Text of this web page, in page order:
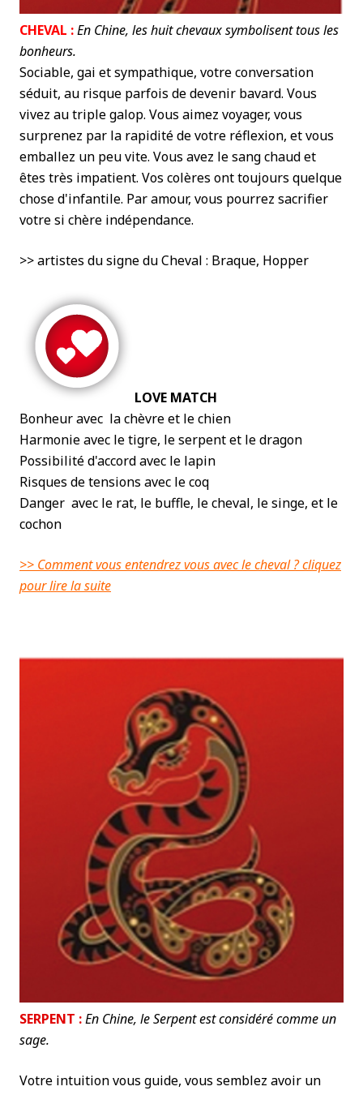
CHEVAL :En Chine, les huit chevaux symbolisent tous les
bonheurs.
Sociable, gai et sympathique, votre conversation
séduit, au risque parfois de devenir bavard. Vous
vivez au triple galop. Vous aimez voyager, vous
surprenez par la rapidité de votre réflexion, et vous
emballez un peu vite. Vous avez le sang chaud et
êtes très impatient. Vos colères ont toujours quelque
chose d'infantile. Par amour, vous pourrez sacrifier
votre si chère indépendance.
>> artistes du signe du Cheval : Braque, Hopper
LOVE MATCH
Bonheur avec la chèvre et le chien
Harmonie avec le tigre, le serpent et le dragon
Possibilité d'accord avec le lapin
Risques de tensions avec le coq
Danger avec le rat, le buffle, le cheval, le singe, et le
cochon
>> Comment vous entendrez vous avec le cheval ? cliquez
pour lire la suite
SERPENT :En Chine, le Serpent est considéré comme un
sage.
Votre intuition vous guide, vous semblez avoir un